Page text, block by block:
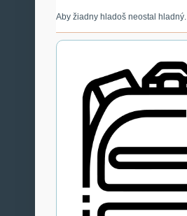
Aby žiadny hladoš neostal hladný.